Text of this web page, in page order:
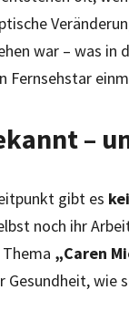
war – was in
Fernsehstar
–
gibt es
noch ihr
„Caren
Gesundheit,